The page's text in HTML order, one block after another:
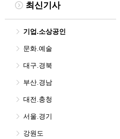
최신기사
기업.소상공인
문화.예술
대구.경북
부산.경남
대전.충청
서울.경기
강원도